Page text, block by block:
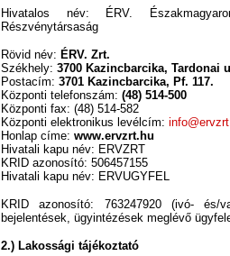
Hivatalos név: ÉRV.
Részvénytársaság
Rövid név: ÉRV. Zrt.
Székhely: 3700 Kazincbarcika, Tardonai
Postacím: 3701 Kazincbarcika, Pf. 117.
Központi telefonszám: (48) 514-500
Központi fax: (48) 514-582
Központi elektronikus levélcím:
Honlap címe: www.ervzrt.hu
Hivatali kapu név: ERVZRT
KRID azonosító: 506457155
Hivatali kapu név: ERVUGYFEL
KRID azonosító: 763247920 (ivó- és/
bejelentések, ügyintézések meglévő
2.) Lakossági tájékoztató